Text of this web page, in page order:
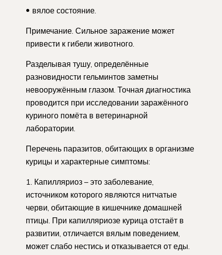
вялое состояние.
Примечание. Сильное заражение может
привести к гибели животного.
Разделывая тушу, определённые
разновидности гельминтов заметны
невооружённым глазом. Точная диагностика
проводится при исследовании заражённого
куриного помёта в ветеринарной
лаборатории.
Перечень паразитов, обитающих в организме
курицы и характерные симптомы:
Капилляриоз – это заболевание,
источником которого являются нитчатые
черви, обитающие в кишечнике домашней
птицы. При капилляриозе курица отстаёт в
развитии, отличается вялым поведением,
может слабо нестись и отказывается от еды.